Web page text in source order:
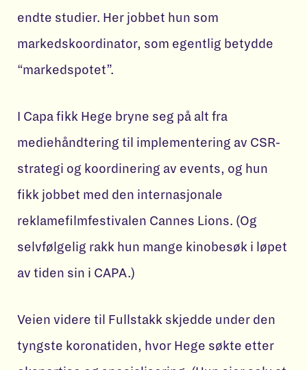
endte studier. Her jobbet hun som
markedskoordinator, som egentlig betydde
“markedspotet”.
I Capa fikk Hege bryne seg på alt fra
mediehåndtering til implementering av CSR-
strategi og koordinering av events, og hun
fikk jobbet med den internasjonale
reklamefilmfestivalen Cannes Lions. (Og
selvfølgelig rakk hun mange kinobesøk i løpet
av tiden sin i CAPA.)
Veien videre til Fullstakk skjedde under den
tyngste koronatiden, hvor Hege søkte etter